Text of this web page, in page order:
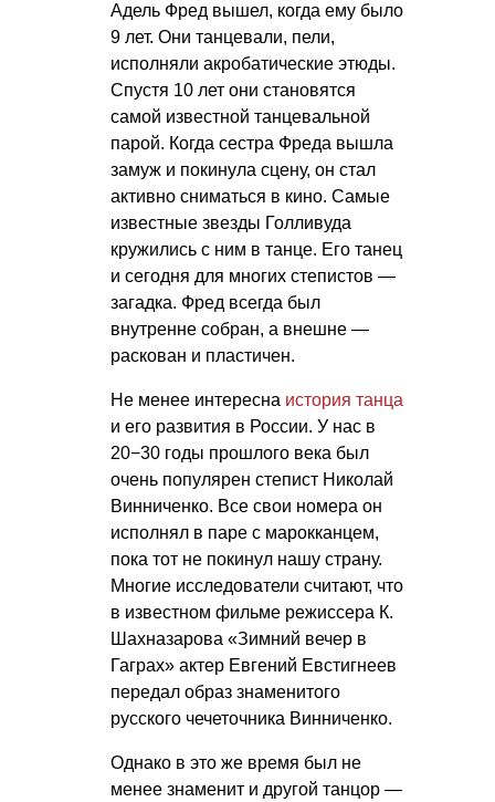
Адель Фред вышел, когда ему было
9 лет. Они танцевали, пели,
исполняли акробатические этюды.
Спустя 10 лет они становятся
самой известной танцевальной
парой. Когда сестра Фреда вышла
замуж и покинула сцену, он стал
активно сниматься в кино. Самые
известные звезды Голливуда
кружились с ним в танце. Его танец
и сегодня для многих степистов —
загадка. Фред всегда был
внутренне собран, а внешне —
раскован и пластичен.
Не менее интересна история танца
и его развития в России. У нас в
20−30 годы прошлого века был
очень популярен степист Николай
Винниченко. Все свои номера он
исполнял в паре с марокканцем,
пока тот не покинул нашу страну.
Многие исследователи считают, что
в известном фильме режиссера К.
Шахназарова «Зимний вечер в
Гаграх» актер Евгений Евстигнеев
передал образ знаменитого
русского чечеточника Винниченко.
Однако в это же время был не
менее знаменит и другой танцор —